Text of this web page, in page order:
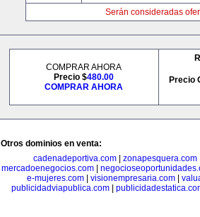
Serán consideradas
COMPRAR AHORA
Precio $480.00
COMPRAR AHORA
Precio
Otros dominios en venta:
cadenadeportiva.com
zonapesquera.com
mercadoenegocios.com
e-mujeres.com
visionempresaria.com
publicidadviapublica.com